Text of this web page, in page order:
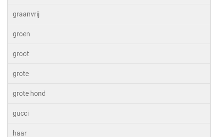
graanvrij
groen
groot
grote
grote hond
gucci
haar